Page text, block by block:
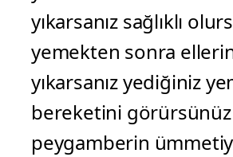
yıkarsanız sağlıklı
yemekten sonra
yıkarsanız yediğiniz
bereketini
peygamberin